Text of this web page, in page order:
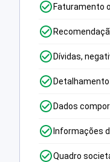
Faturamento
Dívidas,
Dados
Informações
Quadro